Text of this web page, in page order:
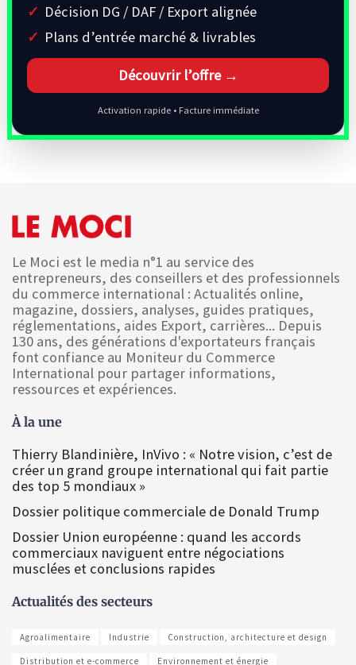
Décision DG / DAF / Export alignée
Plans d’entrée marché & livrables
Découvrir l’offre →
Activation rapide • Facture immédiate
Le Moci est le media n°1 au service des
entrepreneurs, des conseillers et des professionnels
du commerce international : Actualités online,
magazine, dossiers, analyses, guides pratiques,
réglementations, aides Export, carrières... Depuis
130 ans, des générations d'exportateurs français
font confiance au Moniteur du Commerce
International pour partager informations,
ressources et expériences.
À la une
Thierry Blandinière, InVivo : « Notre vision, c’est de
créer un grand groupe international qui fait partie
des top 5 mondiaux »
Dossier politique commerciale de Donald Trump
Dossier Union européenne : quand les accords
commerciaux naviguent entre négociations
musclées et conclusions rapides
Actualités des secteurs
Agroalimentaire Industrie Construction, architecture et design
Distribution et e-commerce Environnement et énergie